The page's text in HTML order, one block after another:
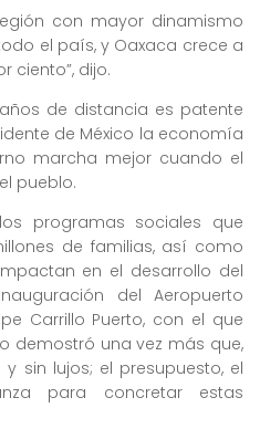
con mayor dinamismo
el país, y Oaxaca crece a
ciento”, dijo.
de distancia es patente
de México la economía
marcha mejor cuando el
pueblo.
programas sociales que
de familias, así como
en el desarrollo del
del Aeropuerto
Carrillo Puerto, con el que
demostró una vez más que,
sin lujos; el presupuesto, el
para concretar estas